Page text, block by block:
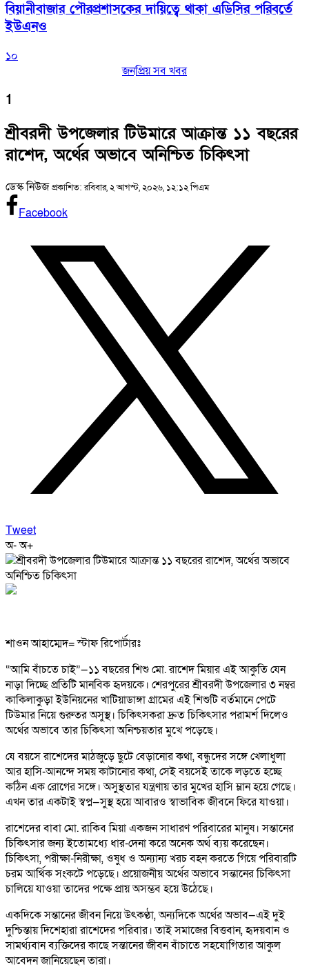
বিয়ানীবাজার পৌরপ্রশাসকের দায়িত্বে থাকা এডিসির পরিবর্তে
ইউএনও
১০
জনপ্রিয় সব খবর
1
শ্রীবরদী উপজেলার টিউমারে আক্রান্ত ১১ বছরের
রাশেদ, অর্থের অভাবে অনিশ্চিত চিকিৎসা
ডেস্ক নিউজপ্রকাশিত: রবিবার, ২ আগস্ট, ২০২৬, ১২:১২ পিএম
Facebook
Tweet
অ-অ+
শাওন আহাম্মেদ= স্টাফ রিপোর্টারঃ
“আমি বাঁচতে চাই”—১১ বছরের শিশু মো. রাশেদ মিয়ার এই আকুতি যেন
নাড়া দিচ্ছে প্রতিটি মানবিক হৃদয়কে। শেরপুরের শ্রীবরদী উপজেলার ৩ নম্বর
কাকিলাকুড়া ইউনিয়নের খাটিয়াডাঙ্গা গ্রামের এই শিশুটি বর্তমানে পেটে
টিউমার নিয়ে গুরুতর অসুস্থ। চিকিৎসকরা দ্রুত চিকিৎসার পরামর্শ দিলেও
অর্থের অভাবে তার চিকিৎসা অনিশ্চয়তার মুখে পড়েছে।
যে বয়সে রাশেদের মাঠজুড়ে ছুটে বেড়ানোর কথা, বন্ধুদের সঙ্গে খেলাধুলা
আর হাসি-আনন্দে সময় কাটানোর কথা, সেই বয়সেই তাকে লড়তে হচ্ছে
কঠিন এক রোগের সঙ্গে। অসুস্থতার যন্ত্রণায় তার মুখের হাসি ম্লান হয়ে গেছে।
এখন তার একটাই স্বপ্ন—সুস্থ হয়ে আবারও স্বাভাবিক জীবনে ফিরে যাওয়া।
রাশেদের বাবা মো. রাকিব মিয়া একজন সাধারণ পরিবারের মানুষ। সন্তানের
চিকিৎসার জন্য ইতোমধ্যে ধার-দেনা করে অনেক অর্থ ব্যয় করেছেন।
চিকিৎসা, পরীক্ষা-নিরীক্ষা, ওষুধ ও অন্যান্য খরচ বহন করতে গিয়ে পরিবারটি
চরম আর্থিক সংকটে পড়েছে। প্রয়োজনীয় অর্থের অভাবে সন্তানের চিকিৎসা
চালিয়ে যাওয়া তাদের পক্ষে প্রায় অসম্ভব হয়ে উঠেছে।
একদিকে সন্তানের জীবন নিয়ে উৎকণ্ঠা, অন্যদিকে অর্থের অভাব—এই দুই
দুশ্চিন্তায় দিশেহারা রাশেদের পরিবার। তাই সমাজের বিত্তবান, হৃদয়বান ও
সামর্থ্যবান ব্যক্তিদের কাছে সন্তানের জীবন বাঁচাতে সহযোগিতার আকুল
আবেদন জানিয়েছেন তারা।